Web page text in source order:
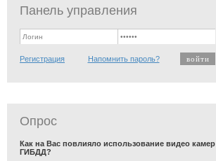
Панель управления
Регистрация Напомнить пароль?
Опрос
Как на Вас повлияло использование видео камер
ГИБДД?